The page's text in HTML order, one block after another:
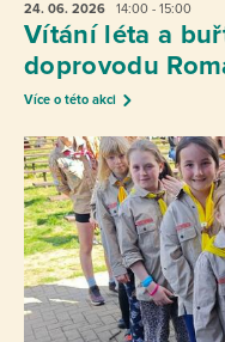
24. 06. 2026 14:00 - 15:00
Vítání léta a
doprovodu
Více o této akci